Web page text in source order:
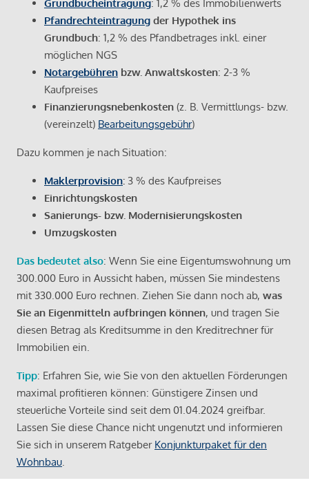
Grundbucheintragung: 1,2 % des Immobilienwerts
Pfandrechteintragung der Hypothek ins
Grundbuch: 1,2 % des Pfandbetrages inkl. einer
möglichen NGS
Notargebühren bzw. Anwaltskosten: 2-3 %
Kaufpreises
Finanzierungsnebenkosten (z. B. Vermittlungs- bzw.
(vereinzelt) Bearbeitungsgebühr)
Dazu kommen je nach Situation:
Maklerprovision: 3 % des Kaufpreises
Einrichtungskosten
Sanierungs- bzw. Modernisierungskosten
Umzugskosten
Das bedeutet also: Wenn Sie eine Eigentumswohnung um
300.000 Euro in Aussicht haben, müssen Sie mindestens
mit 330.000 Euro rechnen. Ziehen Sie dann noch ab, was
Sie an Eigenmitteln aufbringen können, und tragen Sie
diesen Betrag als Kreditsumme in den Kreditrechner für
Immobilien ein.
Tipp: Erfahren Sie, wie Sie von den aktuellen Förderungen
maximal profitieren können: Günstigere Zinsen und
steuerliche Vorteile sind seit dem 01.04.2024 greifbar.
Lassen Sie diese Chance nicht ungenutzt und informieren
Sie sich in unserem Ratgeber Konjunkturpaket für den
Wohnbau.